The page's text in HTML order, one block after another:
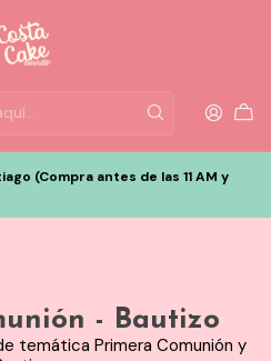
(Compra antes de las 11 AM y
- Bautizo
temática Primera Comunión y